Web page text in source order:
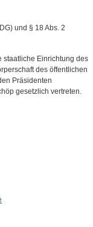
und § 18 Abs. 2
staatliche Einrichtung des
des öffentlichen
Präsidenten
gesetzlich vertreten.